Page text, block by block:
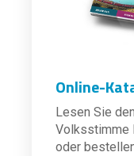
Online-
Lesen Sie
Volksstimme
oder